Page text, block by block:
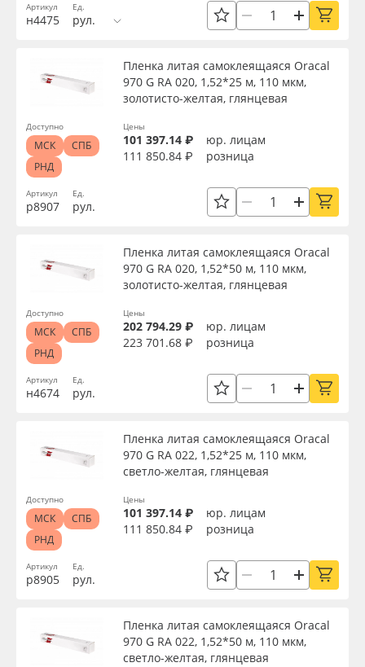
Артикул
н4475
Ед.
рул.
Артикул
р8907
Пленка литая самоклеящаяся Oracal
970 G RA 020, 1,52*25 м, 110 мкм,
золотисто-желтая, глянцевая
Ед.
рул.
Цены
101 397.14 ₽
юр. лицам
111 850.84 ₽
розница
Доступно
МСК
СПБ
РНД
Артикул
н4674
Пленка литая самоклеящаяся Oracal
970 G RA 020, 1,52*50 м, 110 мкм,
золотисто-желтая, глянцевая
Ед.
рул.
Цены
202 794.29 ₽
юр. лицам
223 701.68 ₽
розница
Доступно
МСК
СПБ
РНД
Артикул
р8905
Пленка литая самоклеящаяся Oracal
970 G RA 022, 1,52*25 м, 110 мкм,
светло-желтая, глянцевая
Ед.
рул.
Цены
101 397.14 ₽
юр. лицам
111 850.84 ₽
розница
Доступно
МСК
СПБ
РНД
Пленка литая самоклеящаяся Oracal
970 G RA 022, 1,52*50 м, 110 мкм,
светло-желтая, глянцевая